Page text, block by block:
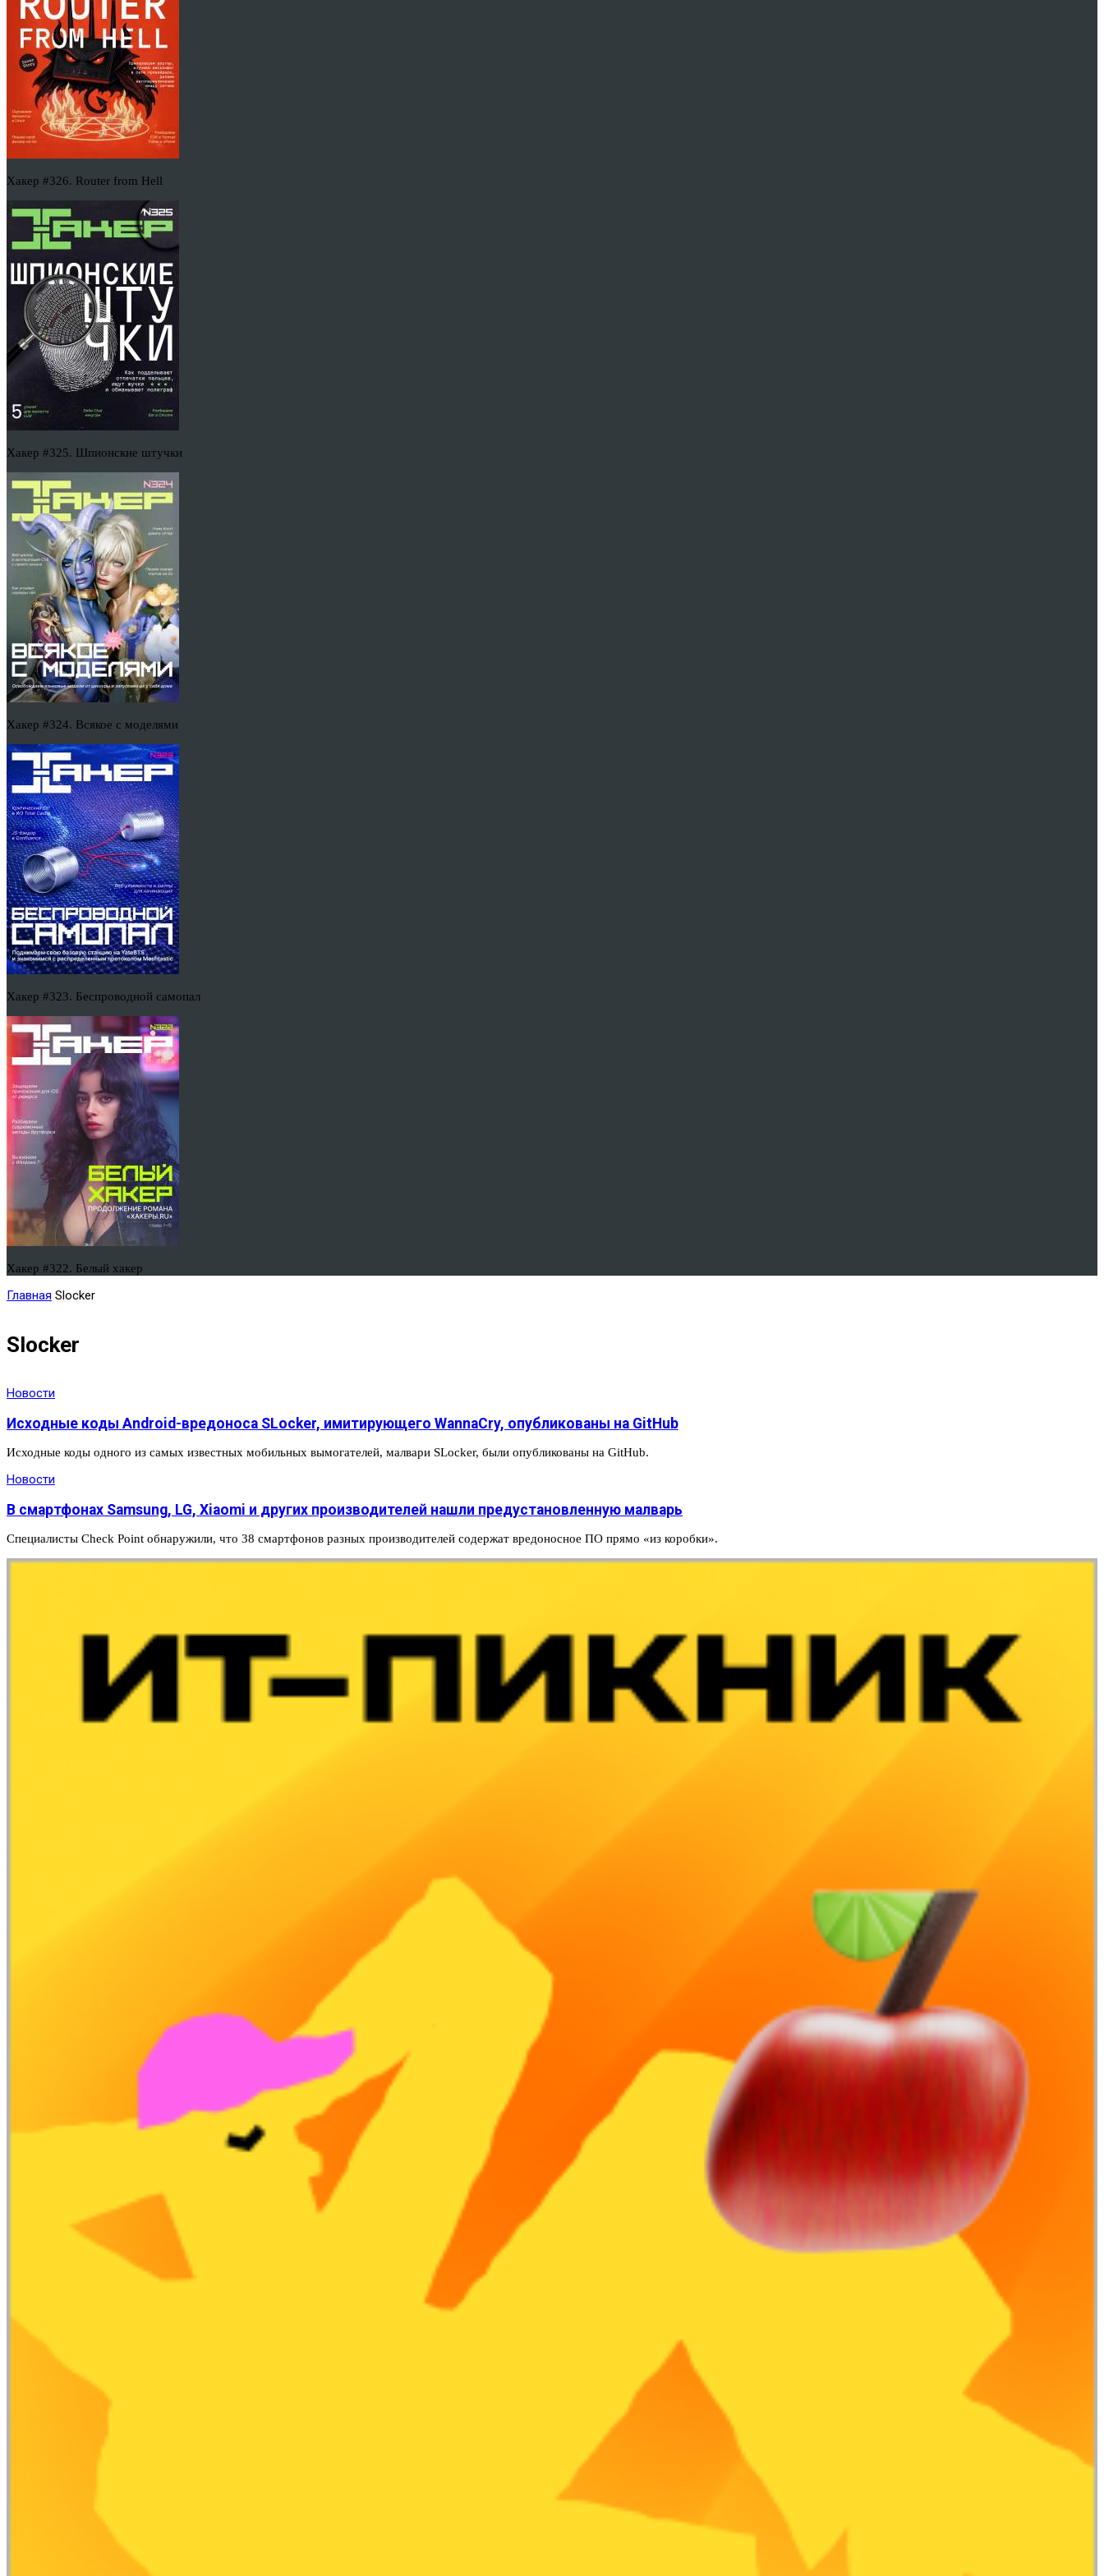
Хакер #326. Router from Hell
Хакер #325. Шпионские штучки
Хакер #324. Всякое с моделями
Хакер #323. Беспроводной самопал
Хакер #322. Белый хакер
Главная Slocker
Slocker
Новости
Исходные коды Android-вредоноса SLocker, имитирующего WannaCry, опубликованы на GitHub
Исходные коды одного из самых известных мобильных вымогателей, малвари SLocker, были опубликованы на GitHub.
Новости
В смартфонах Samsung, LG, Xiaomi и других производителей нашли предустановленную малварь
Специалисты Check Point обнаружили, что 38 смартфонов разных производителей содержат вредоносное ПО прямо «из коробки».